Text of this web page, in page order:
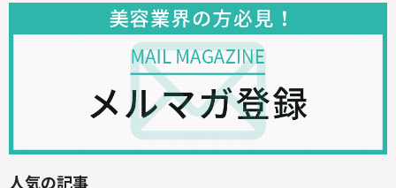
人気の記事